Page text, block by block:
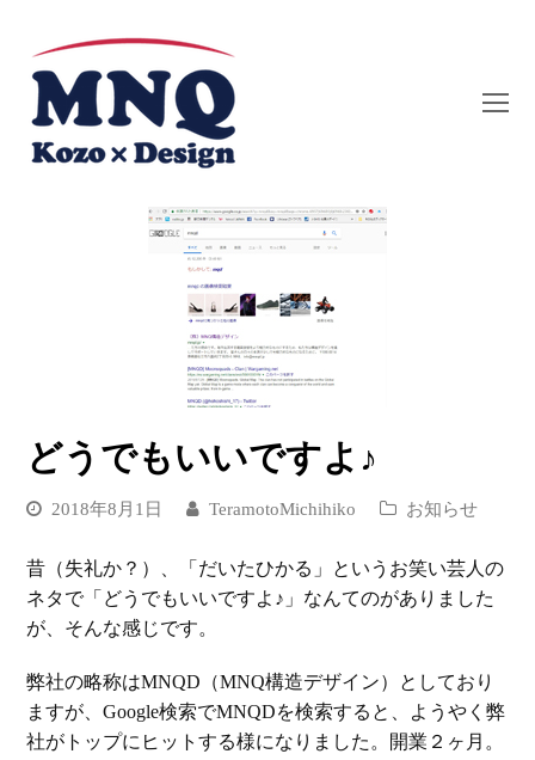
どうでもいいですよ♪
2018年8月1日 TeramotoMichihiko お知らせ
昔（失礼か？）、「だいたひかる」というお笑い芸人の
ネタで「どうでもいいですよ♪」なんてのがありました
が、そんな感じです。
弊社の略称はMNQD（MNQ構造デザイン）としており
ますが、Google検索でMNQDを検索すると、ようやく弊
社がトップにヒットする様になりました。開業２ヶ月。